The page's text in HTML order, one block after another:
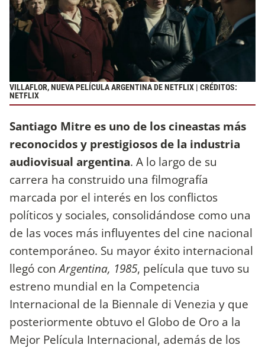
VILLAFLOR, NUEVA PELÍCULA ARGENTINA DE NETFLIX | CRÉDITOS:
NETFLIX
Santiago Mitre es uno de los cineastas más
reconocidos y prestigiosos de la industria
audiovisual argentina. A lo largo de su
carrera ha construido una filmografía
marcada por el interés en los conflictos
políticos y sociales, consolidándose como una
de las voces más influyentes del cine nacional
contemporáneo. Su mayor éxito internacional
llegó conArgentina, 1985, película que tuvo su
estreno mundial en la Competencia
Internacional de la Biennale di Venezia y que
posteriormente obtuvo el Globo de Oro a la
Mejor Película Internacional, además de los